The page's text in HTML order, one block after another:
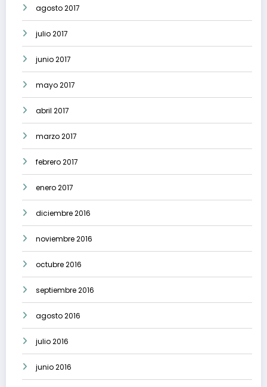
agosto 2017
julio 2017
junio 2017
mayo 2017
abril 2017
marzo 2017
febrero 2017
enero 2017
diciembre 2016
noviembre 2016
octubre 2016
septiembre 2016
agosto 2016
julio 2016
junio 2016